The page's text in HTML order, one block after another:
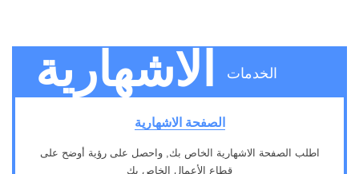
الاشهارية الخدمات
الصفحة الاشهارية
اطلب الصفحة الاشهارية الخاص بك, واحصل على رؤية أوضح على
قطاع الأعمال الخاص بك